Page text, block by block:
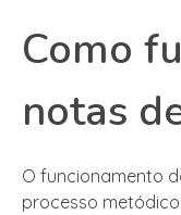
Como
notas
O funcionamento
processo